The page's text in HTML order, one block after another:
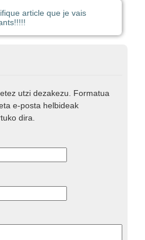
article que je vais
utzi dezakezu. Formatua
e-posta helbideak
dira.